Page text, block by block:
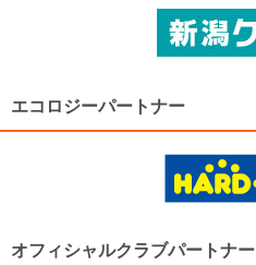
エコロジーパートナー
オフィシャルクラブパートナー